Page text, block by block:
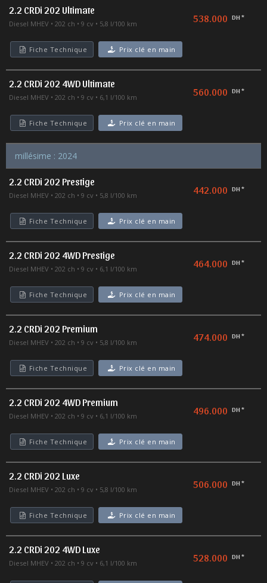
2.2 CRDi 202 Ultimate
Diesel MHEV 202 ch 9 cv 5,8 l/100 km 538.000 DH *
Fiche Technique Prix clé en main
2.2 CRDi 202 4WD Ultimate
Diesel MHEV 202 ch 9 cv 6,1 l/100 km 560.000 DH *
Fiche Technique Prix clé en main
millésime : 2024
2.2 CRDi 202 Prestige
Diesel MHEV 202 ch 9 cv 5,8 l/100 km 442.000 DH *
Fiche Technique Prix clé en main
2.2 CRDi 202 4WD Prestige
Diesel MHEV 202 ch 9 cv 6,1 l/100 km 464.000 DH *
Fiche Technique Prix clé en main
2.2 CRDi 202 Premium
Diesel MHEV 202 ch 9 cv 5,8 l/100 km 474.000 DH *
Fiche Technique Prix clé en main
2.2 CRDi 202 4WD Premium
Diesel MHEV 202 ch 9 cv 6,1 l/100 km 496.000 DH *
Fiche Technique Prix clé en main
2.2 CRDi 202 Luxe
Diesel MHEV 202 ch 9 cv 5,8 l/100 km 506.000 DH *
Fiche Technique Prix clé en main
2.2 CRDi 202 4WD Luxe
Diesel MHEV 202 ch 9 cv 6,1 l/100 km 528.000 DH *